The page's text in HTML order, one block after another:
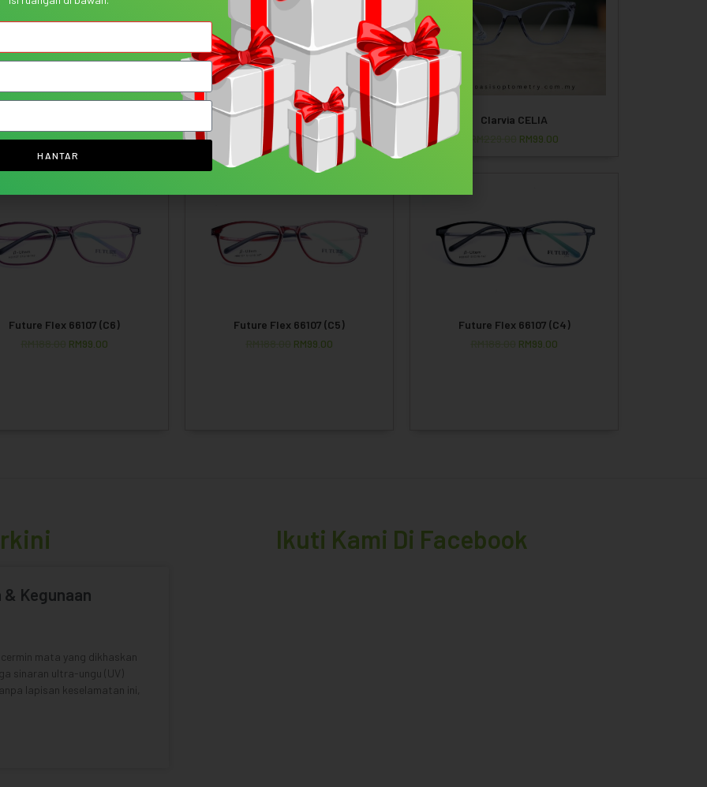
RM229.00RM99.00
Clarvia Nova
229.00 RM99.00
Clarvia CELIA
RM99.00
Future Flex 66107 (C6)
RM99.00
On Sale!
Future Flex 66107 (C5)
RM99.00
On Sale!
Future Flex 66107 (C4)
RM99.00
Kegunaan
mata yang dikhaskan
sinaran ultra-ungu (UV)
lapisan keselamatan ini,
Ikuti Kami Di Facebook
HANTAR